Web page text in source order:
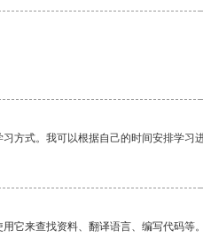
方式。我可以根据自己的时间安排学习进
它来查找资料、翻译语言、编写代码等。